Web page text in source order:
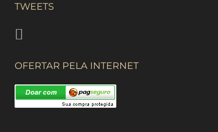
TWEETS
OFERTAR PELA INTERNET